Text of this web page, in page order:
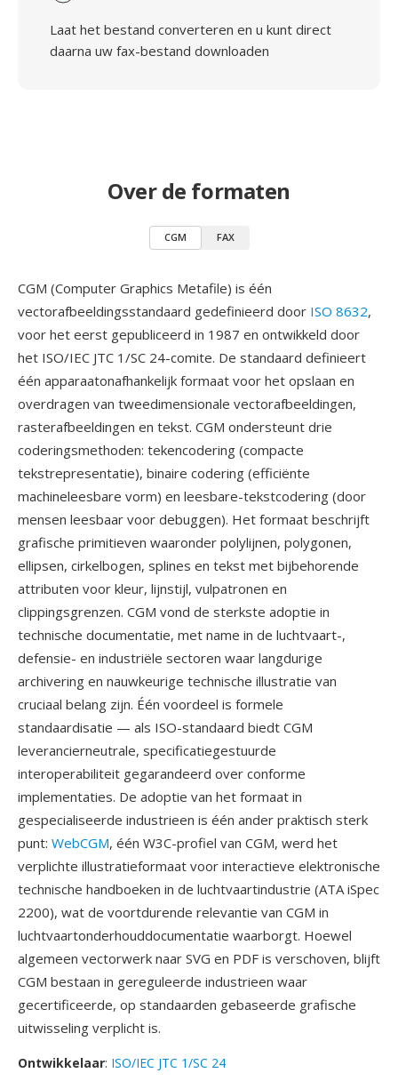
Laat het bestand converteren en u kunt direct
daarna uw fax-bestand downloaden
Over de formaten
CGM FAX
CGM (Computer Graphics Metafile) is één
vectorafbeeldingsstandaard gedefinieerd door ISO 8632,
voor het eerst gepubliceerd in 1987 en ontwikkeld door
het ISO/IEC JTC 1/SC 24-comite. De standaard definieert
één apparaatonafhankelijk formaat voor het opslaan en
overdragen van tweedimensionale vectorafbeeldingen,
rasterafbeeldingen en tekst. CGM ondersteunt drie
coderingsmethoden: tekencodering (compacte
tekstrepresentatie), binaire codering (efficiënte
machineleesbare vorm) en leesbare-tekstcodering (door
mensen leesbaar voor debuggen). Het formaat beschrijft
grafische primitieven waaronder polylijnen, polygonen,
ellipsen, cirkelbogen, splines en tekst met bijbehorende
attributen voor kleur, lijnstijl, vulpatronen en
clippingsgrenzen. CGM vond de sterkste adoptie in
technische documentatie, met name in de luchtvaart-,
defensie- en industriële sectoren waar langdurige
archivering en nauwkeurige technische illustratie van
cruciaal belang zijn. Één voordeel is formele
standaardisatie — als ISO-standaard biedt CGM
leverancierneutrale, specificatiegestuurde
interoperabiliteit gegarandeerd over conforme
implementaties. De adoptie van het formaat in
gespecialiseerde industrieen is één ander praktisch sterk
punt: WebCGM, één W3C-profiel van CGM, werd het
verplichte illustratieformaat voor interactieve elektronische
technische handboeken in de luchtvaartindustrie (ATA iSpec
2200), wat de voortdurende relevantie van CGM in
luchtvaartonderhouddocumentatie waarborgt. Hoewel
algemeen vectorwerk naar SVG en PDF is verschoven, blijft
CGM bestaan in gereguleerde industrieen waar
gecertificeerde, op standaarden gebaseerde grafische
uitwisseling verplicht is.
Ontwikkelaar: ISO/IEC JTC 1/SC 24